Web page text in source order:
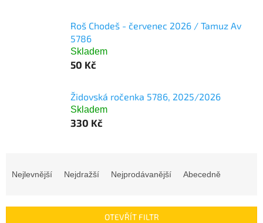
Roš Chodeš - červenec 2026 / Tamuz Av
5786
Skladem
50 Kč
Židovská ročenka 5786, 2025/2026
Skladem
330 Kč
n
Nejlevnější Nejdražší Nejprodávanější Abecedně
OTEVŘÍT FILTR